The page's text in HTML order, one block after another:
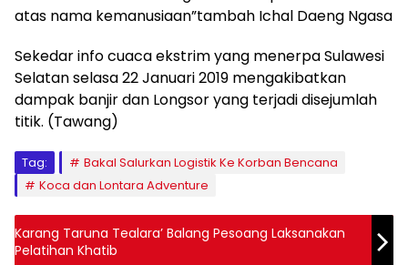
atas nama kemanusiaan”tambah Ichal Daeng Ngasa
Sekedar info cuaca ekstrim yang menerpa Sulawesi
Selatan selasa 22 Januari 2019 mengakibatkan
dampak banjir dan Longsor yang terjadi disejumlah
titik. (Tawang)
Tag:
Bakal Salurkan Logistik Ke Korban Bencana
Koca dan Lontara Adventure
Karang Taruna Tealara’ Balang Pesoang Laksanakan
Pelatihan Khatib